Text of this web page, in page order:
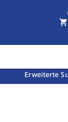
Erweiterte
shopping_cart